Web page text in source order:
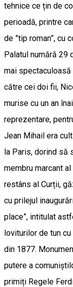
tehnice ce țin de
perioadă, printre
de ”tip roman”, cu
Palatul numără 29
mai spectaculoasă
către cei doi fii,
murise cu un an
reprezentare,
Jean Mihail era
la Paris, dorind să
membru marcant
restâns al Curții,
cu prilejul
place”, intitulat
loviturilor de tun
din 1877.
putere a
primiți Regele